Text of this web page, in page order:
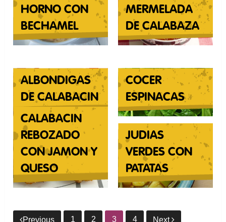
HORNO CON
BECHAMEL
MERMELADA
DE CALABAZA
ALBONDIGAS
DE CALABACIN
COCER
ESPINACAS
CALABACIN
REBOZADO
CON JAMON Y
QUESO
JUDIAS
VERDES CON
PATATAS
Previous 1 2 3 4 Next